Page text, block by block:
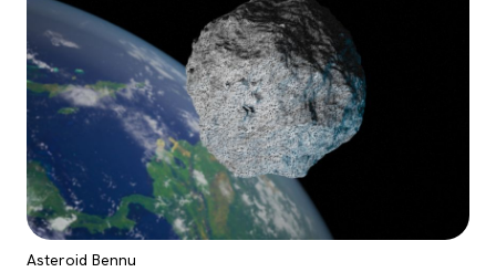
SEX A VZTAHY
PORADNA
Asteroid Bennu